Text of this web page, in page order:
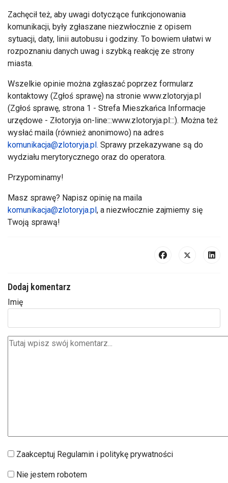
Zachęcił też, aby uwagi dotyczące funkcjonowania
komunikacji, były zgłaszane niezwłocznie z opisem
sytuacji, daty, linii autobusu i godziny. To bowiem ułatwi w
rozpoznaniu danych uwag i szybką reakcję ze strony
miasta.
Wszelkie opinie można zgłaszać poprzez formularz
kontaktowy (Zgłoś sprawę) na stronie www.zlotoryja.pl
(Zgłoś sprawę, strona 1 - Strefa Mieszkańca Informacje
urzędowe - Złotoryja on-line:::www.zlotoryja.pl:::). Można też
wysłać maila (również anonimowo) na adres
komunikacja@zlotoryja.pl . Sprawy przekazywane są do
wydziału merytorycznego oraz do operatora.
Przypominamy!
Masz sprawę? Napisz opinię na maila
komunikacja@zlotoryja.pl , a niezwłocznie zajmiemy się
Twoją sprawą!
Dodaj komentarz
Imię
Zaakceptuj Regulamin i politykę prywatności
Nie jestem robotem